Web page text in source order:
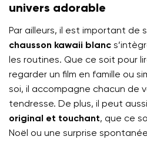
univers adorable
Par ailleurs, il est important de
chausson kawaii blanc
les routines. Que ce soit pour
regarder un film en famille ou
soi, il accompagne chacun de
tendresse. De plus, il peut
original et touchant, que ce
Noël ou une surprise